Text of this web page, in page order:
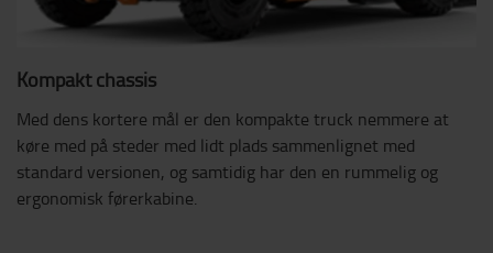
Kompakt chassis
Med dens kortere mål er den kompakte truck nemmere at
køre med på steder med lidt plads sammenlignet med
standard versionen, og samtidig har den en rummelig og
ergonomisk førerkabine.